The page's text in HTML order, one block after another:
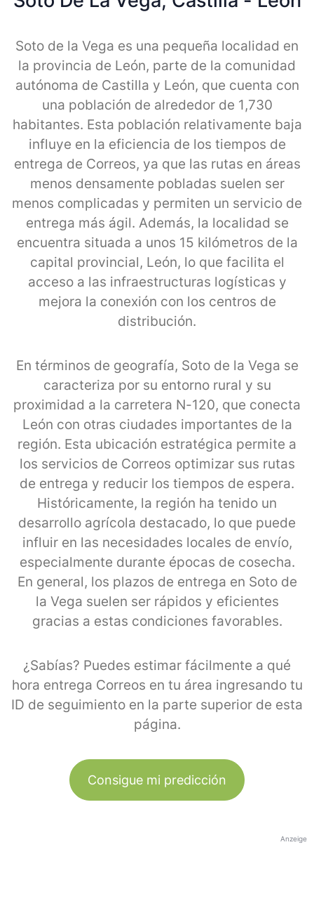
Soto de la Vega es una pequeña localidad en
la provincia de León, parte de la comunidad
autónoma de Castilla y León, que cuenta con
una población de alrededor de 1,730
habitantes. Esta población relativamente baja
influye en la eficiencia de los tiempos de
entrega de Correos, ya que las rutas en áreas
menos densamente pobladas suelen ser
menos complicadas y permiten un servicio de
entrega más ágil. Además, la localidad se
encuentra situada a unos 15 kilómetros de la
capital provincial, León, lo que facilita el
acceso a las infraestructuras logísticas y
mejora la conexión con los centros de
distribución.
En términos de geografía, Soto de la Vega se
caracteriza por su entorno rural y su
proximidad a la carretera N-120, que conecta
León con otras ciudades importantes de la
región. Esta ubicación estratégica permite a
los servicios de Correos optimizar sus rutas
de entrega y reducir los tiempos de espera.
Históricamente, la región ha tenido un
desarrollo agrícola destacado, lo que puede
influir en las necesidades locales de envío,
especialmente durante épocas de cosecha.
En general, los plazos de entrega en Soto de
la Vega suelen ser rápidos y eficientes
gracias a estas condiciones favorables.
¿Sabías? Puedes estimar fácilmente a qué
hora entrega Correos en tu área ingresando tu
ID de seguimiento en la parte superior de esta
página.
Consigue mi predicción
Anzeige